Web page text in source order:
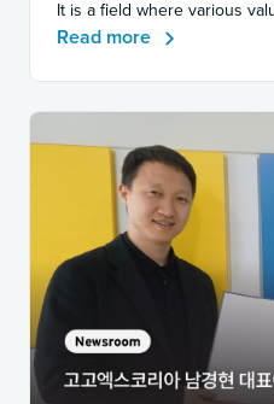
It is a field where various
Read more